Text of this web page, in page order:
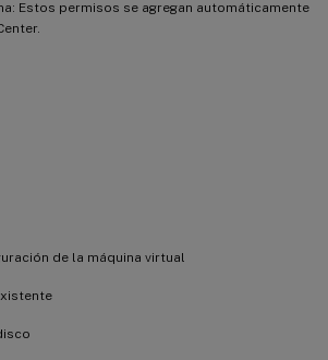
Estos permisos se agregan automáticamente
de la máquina virtual